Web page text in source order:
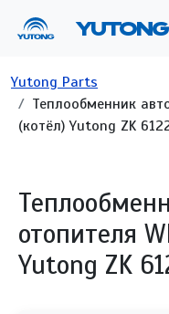
Строка
Yutong Parts
Теплообменник
(котёл) Yutong ZK
отопителя
Yutong ZK